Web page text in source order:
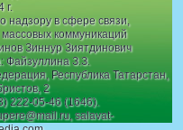
г.
надзору в сфере связи,
коммуникаций
Зиннур Зиятдинович
Файзуллина З.З.
Республика Татарстан,
2
222-05-46 (1646).
salavat-